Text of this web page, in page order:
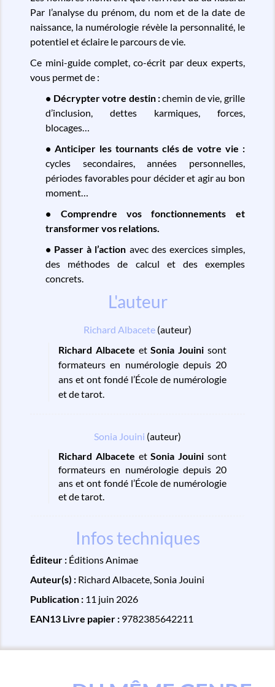
Par l’analyse du prénom, du nom et de la date de
naissance, la numérologie révèle la personnalité, le
potentiel et éclaire le parcours de vie.
Ce mini-guide complet, co-écrit par deux experts,
vous permet de :
• Décrypter votre destin :chemin de vie, grille
d’inclusion, dettes karmiques, forces,
blocages…
• Anticiper les tournants clés de votre vie :
cycles secondaires, années personnelles,
périodes favorables pour décider et agir au bon
moment…
• Comprendre vos fonctionnements et
transformer vos relations.
• Passer à l’action avec des exercices simples,
des méthodes de calcul et des exemples
concrets.
L'auteur
Richard Albacete (auteur)
Richard Albacete etSonia Jouini sont
formateurs en numérologie depuis 20
ans et ont fondé l’École de numérologie
et de tarot.
Sonia Jouini (auteur)
Richard Albacete etSonia Jouini sont
formateurs en numérologie depuis 20
ans et ont fondé l’École de numérologie
et de tarot.
Infos techniques
Éditeur : Éditions Animae
Auteur(s) : Richard Albacete,Sonia Jouini
Publication : 11 juin 2026
EAN13 Livre papier : 9782385642211